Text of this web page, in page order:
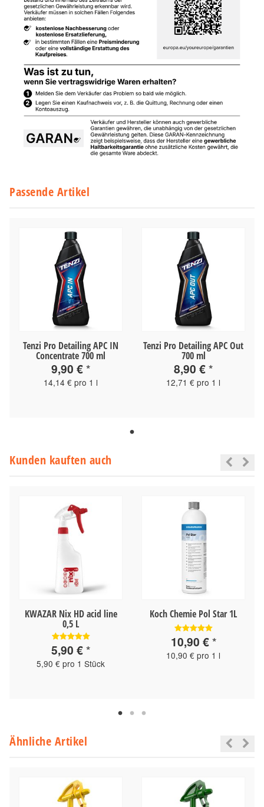
Passende Artikel
Tenzi Pro Detailing APC IN
Concentrate 700 ml
9,90 €*
14,14 € pro 1 l
Tenzi Pro Detailing APC Out
700 ml
8,90 €*
12,71 € pro 1 l
Kunden kauften auch
KWAZAR Nix HD acid line
0,5 L
5,90 €*
5,90 € pro 1 Stück
Koch Chemie Pol Star 1L
10,90 €*
10,90 € pro 1 l
Ähnliche Artikel